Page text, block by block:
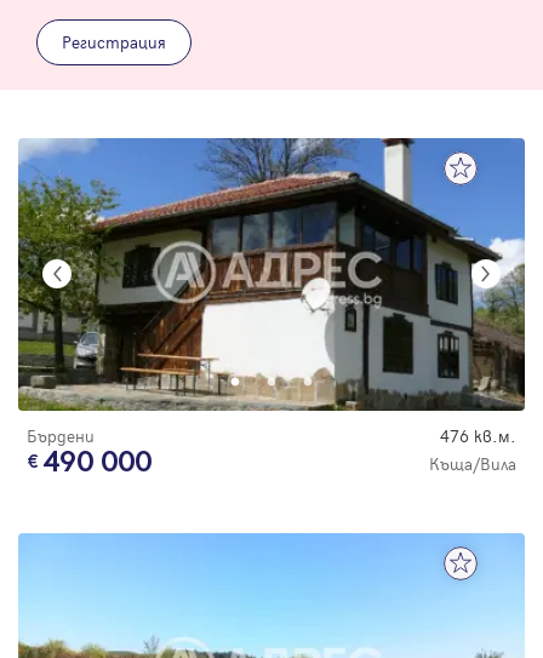
Регистрация
Бърдени 476 кв.м.
490 000 Къща/Вила